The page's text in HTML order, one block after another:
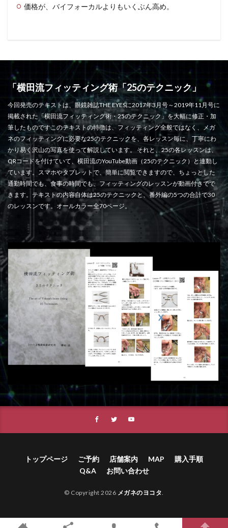
価格が、バイフォーカルよりもいくぶん高め。
「横田流フィッティング術「25のテクニック」
今回発売のテキストは、眼鏡雑誌THE EYESに2017年3月号～2019年11月号に
掲載された「横田流フィッティング術・25のテクニック」を大幅に修正・加
筆したものですこのテキストの特徴は、フィッティング全般ではなく、メガ
ネのフィッティングに必要な25のテクニックを、各レッスン毎に、丁寧にわ
かり易く沢山の写真を使って解説しています。 それと、25の各レッスンは、
QRコードを付けていて、横田流のYouTube動画（25のテクニック）と連動し
ています。スマホやタブレットで、簡単に閲覧できますので、ちょっとした
通勤時間でも、食事の時間でも、フィッティングのレッスンが動画付きでで
きます。テキストの内容自体は25のテクニックと、番外編の5つの合計で30
のレッスンです。オールカラー全70ページ。
トップページ ご予約 店舗案内 MAP
購入手順
Q&A
お問い合わせ
© Copyright 2026 メガネのヨコタ